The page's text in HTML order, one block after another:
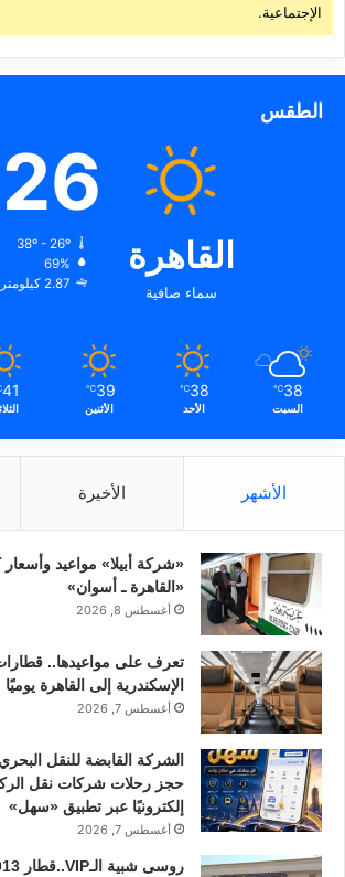
الإجتماعية.
الطقس
القاهرة
سماء صافية
26
38º - 26º
69%
2.87 كيلومتر/ساعة
38
℃
السبت
38
℃
الأحد
39
℃
الأثنين
41
الأشهر الأخيرة
«القاهرة ـ أسوان»
أغسطس 8, 2026
تعرف على مواعيدها..
الإسكندرية إلى القاهرة يوميًا
أغسطس 7, 2026
الشركة القابضة للنقل
حجز رحلات شركات نقل
إلكترونيًا عبر تطبيق «سهل»
أغسطس 7, 2026